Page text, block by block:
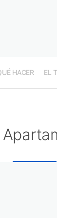
HACER EL